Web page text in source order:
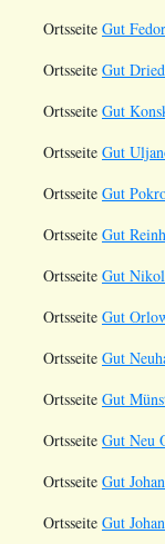
Ortsseite Gut
Ortsseite Gut
Ortsseite Gut
Ortsseite Gut
Ortsseite Gut
Ortsseite Gut
Ortsseite Gut
Ortsseite Gut
Ortsseite Gut
Ortsseite Gut
Ortsseite Gut Neu
Ortsseite Gut
Ortsseite Gut